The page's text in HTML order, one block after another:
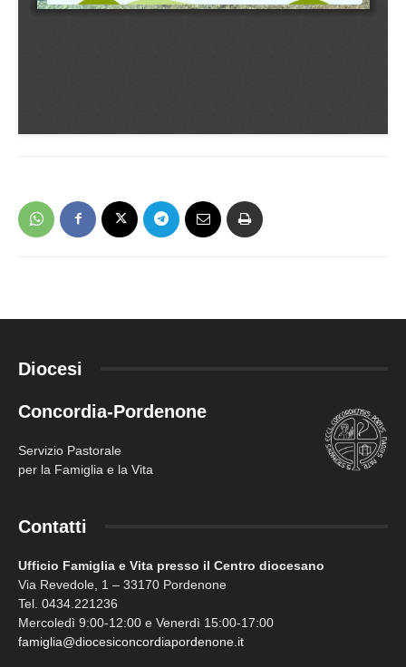
Diocesi
Concordia-Pordenone
Servizio Pastorale
per la Famiglia e la Vita
Contatti
Ufficio Famiglia e Vita presso il Centro diocesano
Via Revedole, 1 – 33170 Pordenone
Tel. 0434.221236
Mercoledì 9:00-12:00 e Venerdì 15:00-17:00
famiglia@diocesiconcordiapordenone.it